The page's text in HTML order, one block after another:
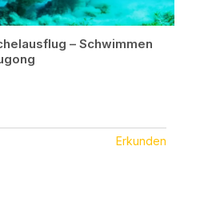
– Schwimmen
Erkunden